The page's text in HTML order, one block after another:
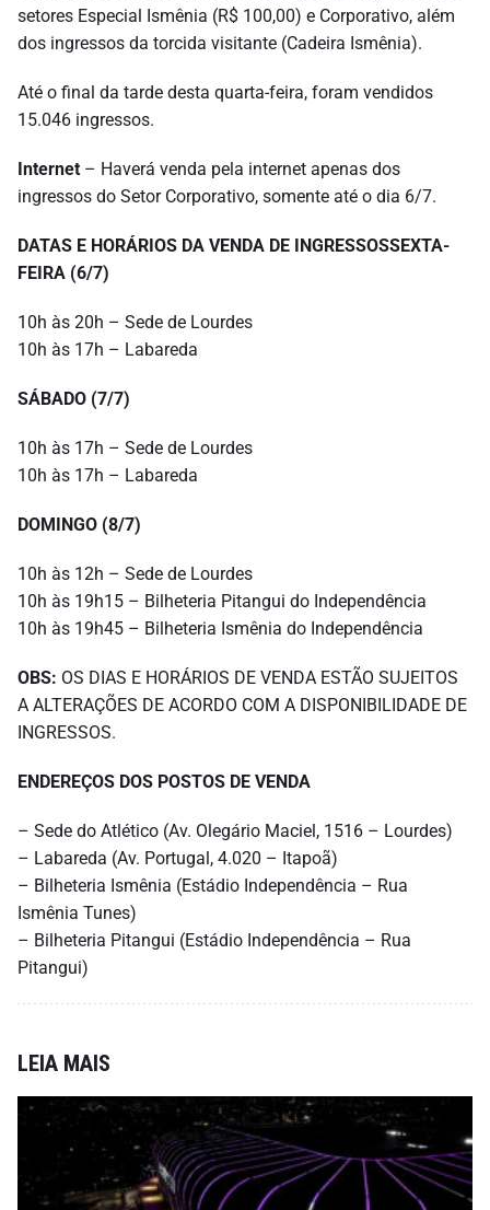
setores Especial Ismênia (R$ 100,00) e Corporativo, além
dos ingressos da torcida visitante (Cadeira Ismênia).
Até o final da tarde desta quarta-feira, foram vendidos
15.046 ingressos.
Internet – Haverá venda pela internet apenas dos
ingressos do Setor Corporativo, somente até o dia 6/7.
DATAS E HORÁRIOS DA VENDA DE INGRESSOSSEXTA-
FEIRA (6/7)
10h às 20h – Sede de Lourdes
10h às 17h – Labareda
SÁBADO (7/7)
10h às 17h – Sede de Lourdes
10h às 17h – Labareda
DOMINGO (8/7)
10h às 12h – Sede de Lourdes
10h às 19h15 – Bilheteria Pitangui do Independência
10h às 19h45 – Bilheteria Ismênia do Independência
OBS: OS DIAS E HORÁRIOS DE VENDA ESTÃO SUJEITOS
A ALTERAÇÕES DE ACORDO COM A DISPONIBILIDADE DE
INGRESSOS.
ENDEREÇOS DOS POSTOS DE VENDA
– Sede do Atlético (Av. Olegário Maciel, 1516 – Lourdes)
– Labareda (Av. Portugal, 4.020 – Itapoã)
– Bilheteria Ismênia (Estádio Independência – Rua
Ismênia Tunes)
– Bilheteria Pitangui (Estádio Independência – Rua
Pitangui)
LEIA MAIS